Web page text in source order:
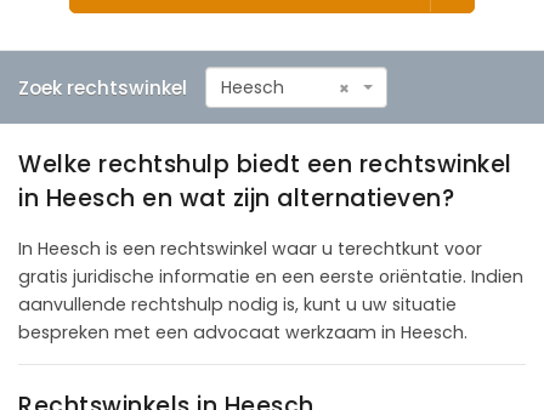
Zoek rechtswinkel ×
Heesch
Welke rechtshulp biedt een rechtswinkel
in Heesch en wat zijn alternatieven?
In Heesch is een rechtswinkel waar u terechtkunt voor
gratis juridische informatie en een eerste oriëntatie. Indien
aanvullende rechtshulp nodig is, kunt u uw situatie
bespreken met een advocaat werkzaam in Heesch.